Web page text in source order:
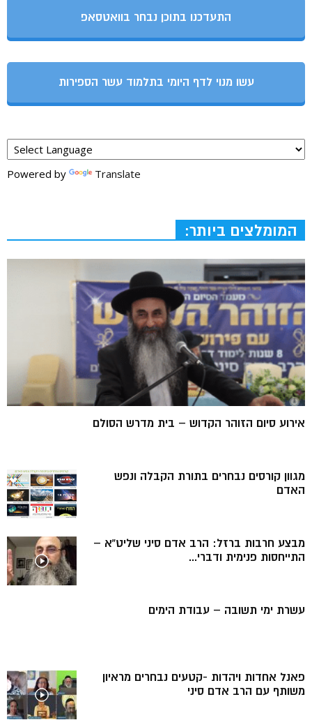
התעדכנו בתוכן נבחר בוואטסאפ
עשו מנוי לדף היומי בתלמוד עשר הספירות
Powered by Translate
המומלצים ביותר:
אירוע סיום הזוהר הקדוש – בית מדרש הסולם
מגוון קורסים נבחרים בתורת הקבלה ונפש
האדם
מבצע חרבות ברזל: הרב אדם סיני שליט”א –
התייחסות פנימית ודברי...
עשרת ימי תשובה – עבודת הימים
פאנל אחדות ויהדות -קטעים נבחרים מראיון
משותף עם הרב אדם סיני